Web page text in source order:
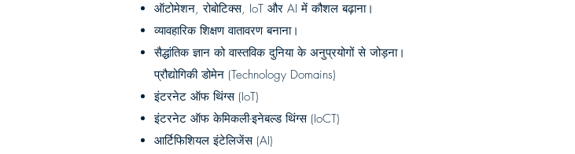
ऑटोमेशन, रोबोटिक्स, IoT और AI में कौशल बढ़ाना।
व्यावहारिक शिक्षण वातावरण बनाना।
सैद्धांतिक ज्ञान को वास्तविक दुनिया के अनुप्रयोगों से जोड़ना।
प्रौद्योगिकी डोमेन (Technology Domains)
इंटरनेट ऑफ थिंग्स (IoT)
इंटरनेट ऑफ केमिकली-इनेबल्ड थिंग्स (IoCT)
आर्टिफिशियल इंटेलिजेंस (AI)